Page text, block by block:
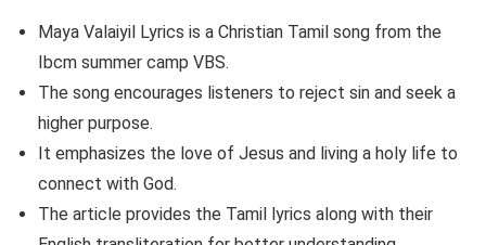
Maya Valaiyil Lyrics is a Christian Tamil song from the
Ibcm summer camp VBS.
The song encourages listeners to reject sin and seek a
higher purpose.
It emphasizes the love of Jesus and living a holy life to
connect with God.
The article provides the Tamil lyrics along with their